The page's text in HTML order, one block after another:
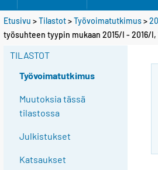
Etusivu >Tilastot>Työvoimatutkimus>
työsuhteen tyypin mukaan 2015/I - 2016/
TILASTOT
Työvoimatutkimus
Muutoksia tässä
tilastossa
Julkistukset
Katsaukset
o